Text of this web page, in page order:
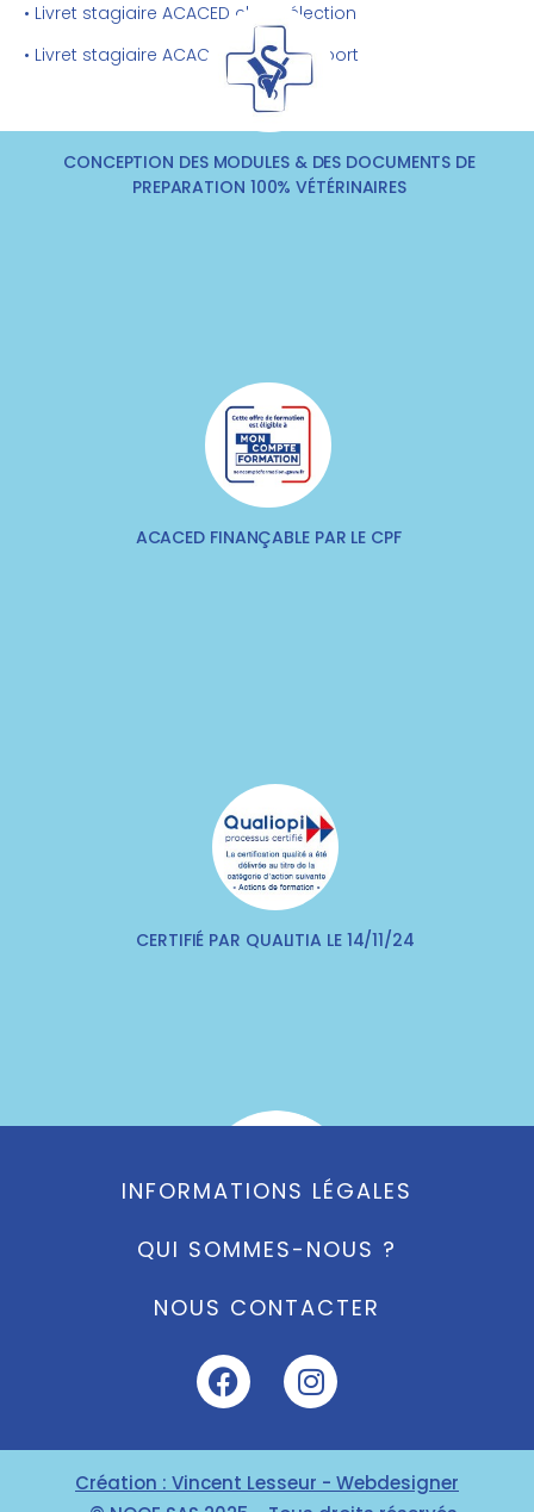
• Livret stagiaire ACACED chat sélection
• Livret stagiaire ACACED chat transport
CONCEPTION DES MODULES & DES DOCUMENTS DE
PREPARATION 100% VÉTÉRINAIRES
ACACED FINANÇABLE PAR LE CPF
CERTIFIÉ PAR QUALITIA LE 14/11/24
INFORMATIONS LÉGALES
QUI SOMMES-NOUS ?
NOUS CONTACTER
Création : Vincent Lesseur - Webdesigner